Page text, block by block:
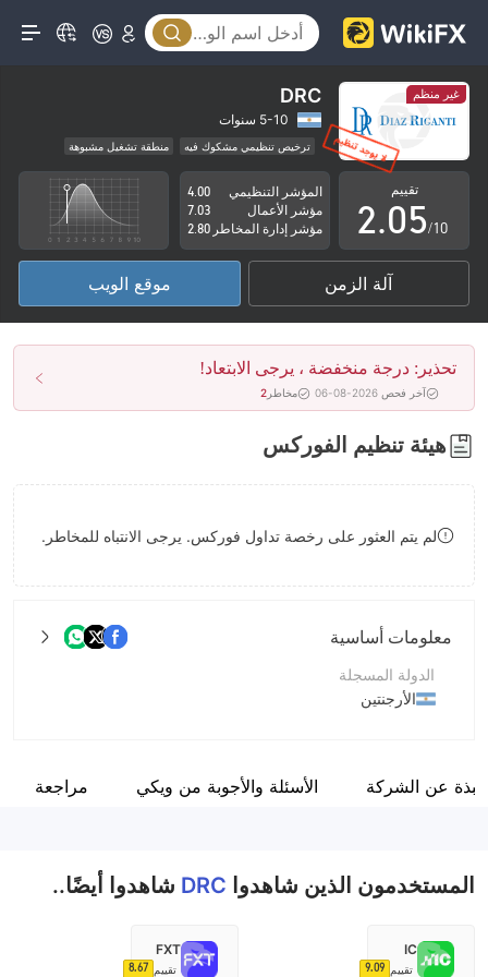
غير منظم DRC
5-10 سنوات
ترخيص تنظيمي مشكوك فيه
منطقة تشغيل مشبوهة
مخاطر عالية
تقييم
0
1
2
3
4
5
6
7
8
9
.0
1
2
3
4
5
6
7
1
2
3
4
5
6
7
8
9
/10
المؤشر التنظيمي
4.00
مؤشر الأعمال
7.03
مؤشر إدارة المخاطر 2.80
آلة الزمن موقع الويب
تحذير: درجة منخفضة ، يرجى الابتعاد!
آخر فحص 2026-08-06 مخاطر 2
هيئة تنظيم الفوركس
لم يتم العثور على رخصة تداول فوركس. يرجى الانتباه للمخاطر.
معلومات أساسية
الدولة المسجلة
الأرجنتين
اسم الشركة
نبذة عن الشركة الأسئلة والأجوبة من ويكي مراجعة
المستخدمون الذين شاهدوا DRC شاهدوا أيضًا..
IC
تقييم 9.09
FXT
تقييم 8.67